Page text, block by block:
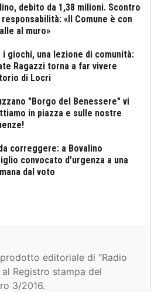
debito da 1,38 milioni. Scontro
«Il Comune è con
al muro»
i giochi, una lezione di comunità:
Ragazzi torna a far vivere
di Locri
"Borgo del Benessere" vi
in piazza e sulle nostre
correggere: a Bovalino
convocato d’urgenza a una
dal voto
editoriale di "Radio
Registro stampa del
3/2016.